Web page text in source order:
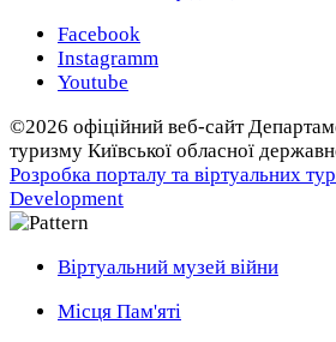
Facebook
Instagramm
Youtube
©2026 офіційний веб-сайт
туризму Київської обласної
Розробка порталу та віртуальних
Development
Віртуальний музей війни
Місця Пам'яті